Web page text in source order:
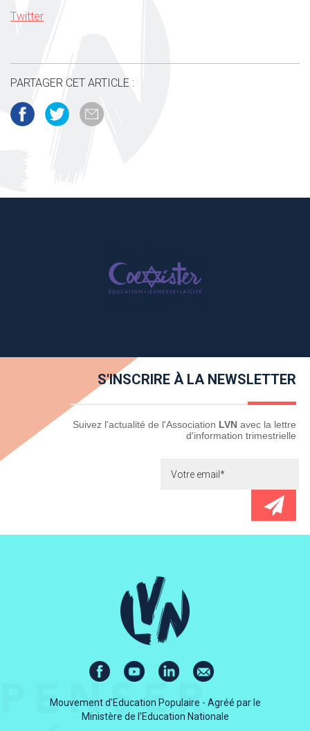
Twitter
PARTAGER CET ARTICLE :
S'INSCRIRE À LA NEWSLETTER
Newsletter Suivez l'actualité de l'Association LVN avec la lettre
d'information trimestrielle
Mouvement d'Education Populaire - Agréé par le
Ministère de l’Education Nationale